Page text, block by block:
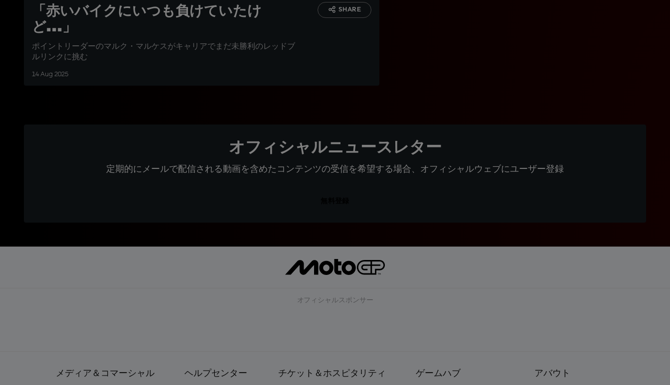
「赤いバイクにいつも負けていたけ
ど...」
ポイントリーダーのマルク・マルケスがキャリアでまだ未勝利のレッドブ
ルリンクに挑む
14 Aug 2025
SHARE
オフィシャルニュースレター
定期的にメールで配信される動画を含めたコンテンツの受信を希望する場合、オフィシャルウェブにユーザー登録
オフィシャルスポンサー
メディア＆コマーシャル ヘルプセンター チケット＆ホスピタリティ ゲームハブ アバウト